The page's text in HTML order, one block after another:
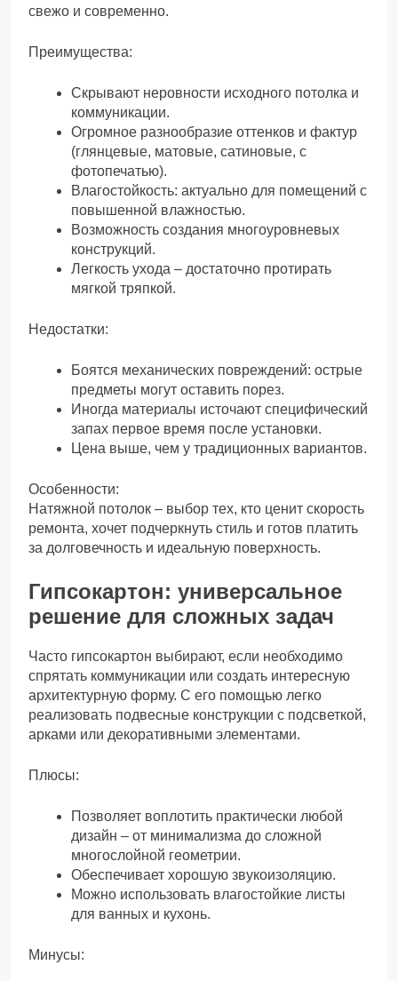
свежо и современно.
Преимущества:
Скрывают неровности исходного потолка и
коммуникации.
Огромное разнообразие оттенков и фактур
(глянцевые, матовые, сатиновые, с
фотопечатью).
Влагостойкость: актуально для помещений с
повышенной влажностью.
Возможность создания многоуровневых
конструкций.
Легкость ухода – достаточно протирать
мягкой тряпкой.
Недостатки:
Боятся механических повреждений: острые
предметы могут оставить порез.
Иногда материалы источают специфический
запах первое время после установки.
Цена выше, чем у традиционных вариантов.
Особенности:
Натяжной потолок – выбор тех, кто ценит скорость
ремонта, хочет подчеркнуть стиль и готов платить
за долговечность и идеальную поверхность.
Гипсокартон: универсальное
решение для сложных задач
Часто гипсокартон выбирают, если необходимо
спрятать коммуникации или создать интересную
архитектурную форму. С его помощью легко
реализовать подвесные конструкции с подсветкой,
арками или декоративными элементами.
Плюсы:
Позволяет воплотить практически любой
дизайн – от минимализма до сложной
многослойной геометрии.
Обеспечивает хорошую звукоизоляцию.
Можно использовать влагостойкие листы
для ванных и кухонь.
Минусы: